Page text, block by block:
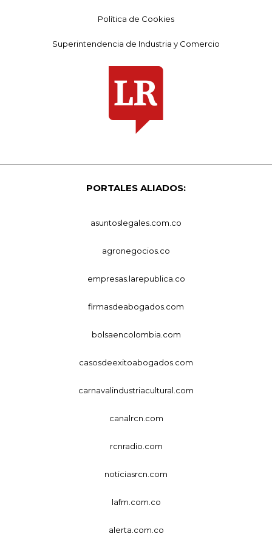
Política de Cookies
Superintendencia de Industria y Comercio
PORTALES ALIADOS:
asuntoslegales.com.co
agronegocios.co
empresas.larepublica.co
firmasdeabogados.com
bolsaencolombia.com
casosdeexitoabogados.com
carnavalindustriacultural.com
canalrcn.com
rcnradio.com
noticiasrcn.com
lafm.com.co
alerta.com.co